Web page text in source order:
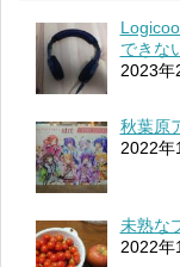
できな
2023年
秋葉原
2022年
未熟な
2022年